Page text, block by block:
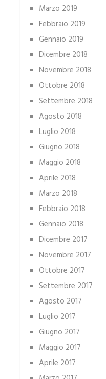
Marzo 2019
Febbraio 2019
Gennaio 2019
Dicembre 2018
Novembre 2018
Ottobre 2018
Settembre 2018
Agosto 2018
Luglio 2018
Giugno 2018
Maggio 2018
Aprile 2018
Marzo 2018
Febbraio 2018
Gennaio 2018
Dicembre 2017
Novembre 2017
Ottobre 2017
Settembre 2017
Agosto 2017
Luglio 2017
Giugno 2017
Maggio 2017
Aprile 2017